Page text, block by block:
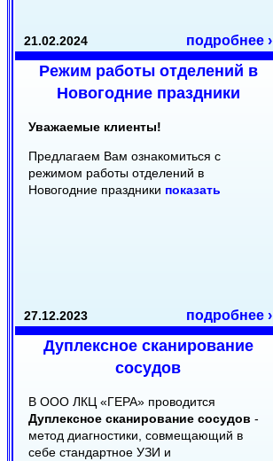
21.02.2024 подробнее ›
Режим работы отделений в
Новогодние праздники
Уважаемые клиенты!
Предлагаем Вам ознакомиться с
режимом работы отделений в
Новогодние праздники показать
27.12.2023 подробнее ›
Дуплексное сканирование
сосудов
В ООО ЛКЦ «ГЕРА» проводится
Дуплексное сканирование сосудов -
метод диагностики, совмещающий в
себе стандартное УЗИ и